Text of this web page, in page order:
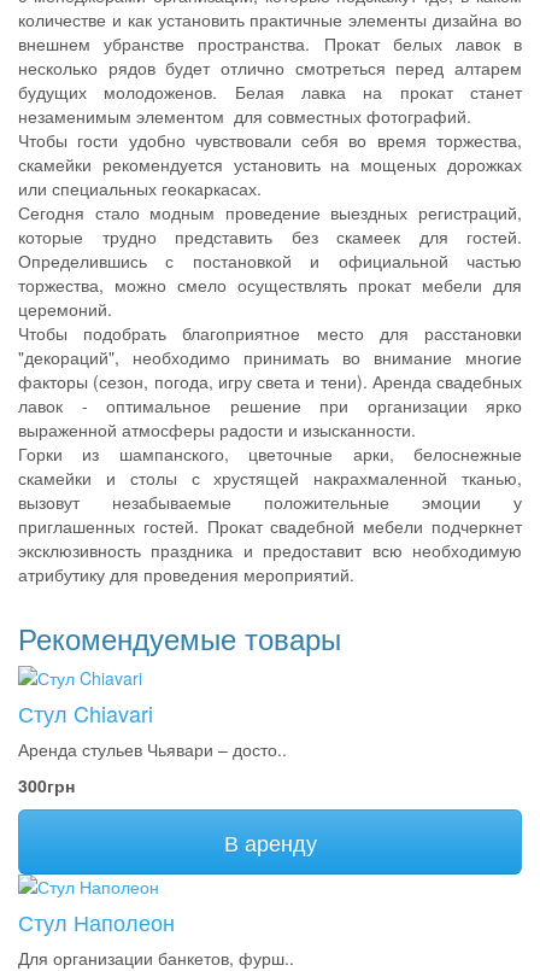
количестве и как установить практичные элементы дизайна во
внешнем убранстве пространства. Прокат белых лавок в
несколько рядов будет отлично смотреться перед алтарем
будущих молодоженов. Белая лавка на прокат станет
незаменимым элементом для совместных фотографий.
Чтобы гости удобно чувствовали себя во время торжества,
скамейки рекомендуется установить на мощеных дорожках
или специальных геокаркасах.
Сегодня стало модным проведение выездных регистраций,
которые трудно представить без скамеек для гостей.
Определившись с постановкой и официальной частью
торжества, можно смело осуществлять прокат мебели для
церемоний.
Чтобы подобрать благоприятное место для расстановки
"декораций", необходимо принимать во внимание многие
факторы (сезон, погода, игру света и тени). Аренда свадебных
лавок - оптимальное решение при организации ярко
выраженной атмосферы радости и изысканности.
Горки из шампанского, цветочные арки, белоснежные
скамейки и столы с хрустящей накрахмаленной тканью,
вызовут незабываемые положительные эмоции у
приглашенных гостей. Прокат свадебной мебели подчеркнет
эксклюзивность праздника и предоставит всю необходимую
атрибутику для проведения мероприятий.
Рекомендуемые товары
Стул Chiavari
Аренда стульев Чьявари – досто..
300грн
В аренду
Стул Наполеон
Для организации банкетов, фурш..